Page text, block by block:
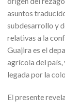
asuntos
subdesarrollo y
relativas a la
Guajira es el
agrícola del
legada por la
El presente